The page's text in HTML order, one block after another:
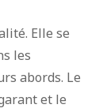
Elle se
les
abords. Le
et le